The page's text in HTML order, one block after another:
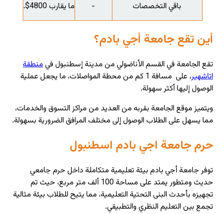
باقي التخصصات - ما يقارب 4800$.
أين تقع جامعة أجي بادم؟
تقع الجامعة في القسم الأناضولي من مدينة إسطنبول فيمنطقة
اتاشهير
، على مسافة 1 كم من محطة المواصلات، ما يجعل عملية
الوصول إليها أكثر سهولة.
ويتميز موقع الجامعة بقربه من العديد من مراكز التسوق والخدمات،
مما يسهل على الطلاب الوصول إلى مختلف المرافق الضرورية بسهولة.
حرم جامعة اجي بادم اسطنبول
توفر جامعة أجي بادم بيئة تعليمية متكاملة داخل حرم جامعي
حديث ومتطور يمتد على مساحة 100 ألف متر مربع، حيث تم
تجهيزه بأحدث البنى التحتية التعليمية، مما يتيح للطلاب بيئة مثالية
تجمع بين التعليم النظري والتطبيقي.